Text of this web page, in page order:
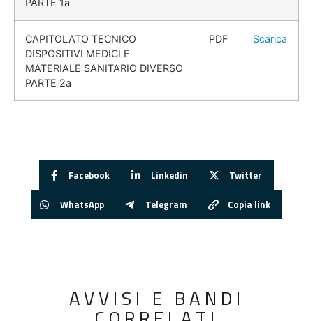
PARTE 1a
CAPITOLATO TECNICO
DISPOSITIVI MEDICI E
MATERIALE SANITARIO DIVERSO
PARTE 2a
PDF Scarica
Facebook Linkedin Twitter
WhatsApp Telegram Copia link
AVVISI E BANDI